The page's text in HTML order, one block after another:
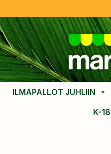
ILMAPALLOT JUHLIIN
K-